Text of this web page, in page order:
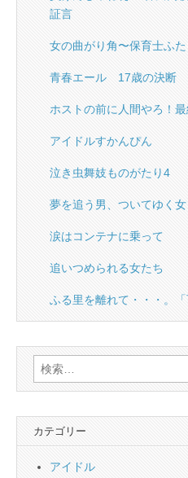
証言
女の曲がり角〜保育士ふ
青春エール 17歳の決断
ホストの前に人間やろ！
アイドルすかんぴん
泣き虫舞妓ものがたり4
夢を追う男、ついてゆく女
涙はコンテナに乗って
追いつめられる女たち
ふる里を離れて・・・。「
検
索:
カテゴリー
アイドル